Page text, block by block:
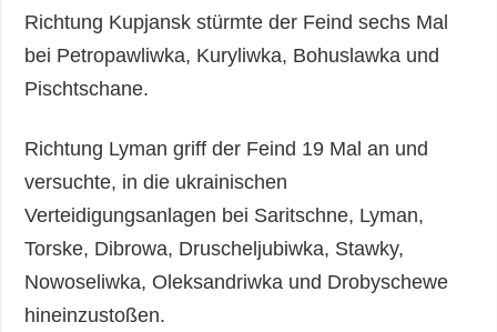
Richtung Kupjansk stürmte der Feind sechs Mal
bei Petropawliwka, Kuryliwka, Bohuslawka und
Pischtschane.
Richtung Lyman griff der Feind 19 Mal an und
versuchte, in die ukrainischen
Verteidigungsanlagen bei Saritschne, Lyman,
Torske, Dibrowa, Druscheljubiwka, Stawky,
Nowoseliwka, Oleksandriwka und Drobyschewe
hineinzustoßen.